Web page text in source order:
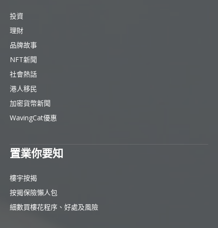
投資
理財
品牌故事
NFT新聞
社會熱話
港人移民
加密貨幣新聞
WavingCat優惠
置業你要知
樓宇按揭
按揭保險懶人包
細數買樓花程序、好處及風險